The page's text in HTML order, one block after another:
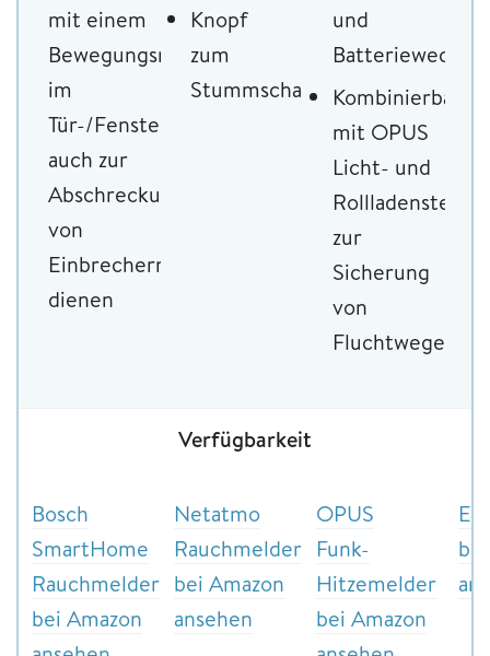
mit einem
Bewegungsmelder
im
Tür-/Fensterkontakt
auch zur
Abschreckung
von
Einbrechern
dienen
Knopf
zum
Stummschalten
und
Kombinierbar
mit OPUS
Licht- und
zur
Sicherung
von
Fluchtwegen
Verfügbarkeit
Bosch
SmartHome
Rauchmelder
bei Amazon
Netatmo
Rauchmelder
bei Amazon
ansehen
OPUS
Funk-
Hitzemelder
bei Amazon